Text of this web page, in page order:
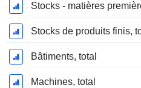
Stocks - matières
Stocks de produits finis,
Bâtiments, total
Machines, total